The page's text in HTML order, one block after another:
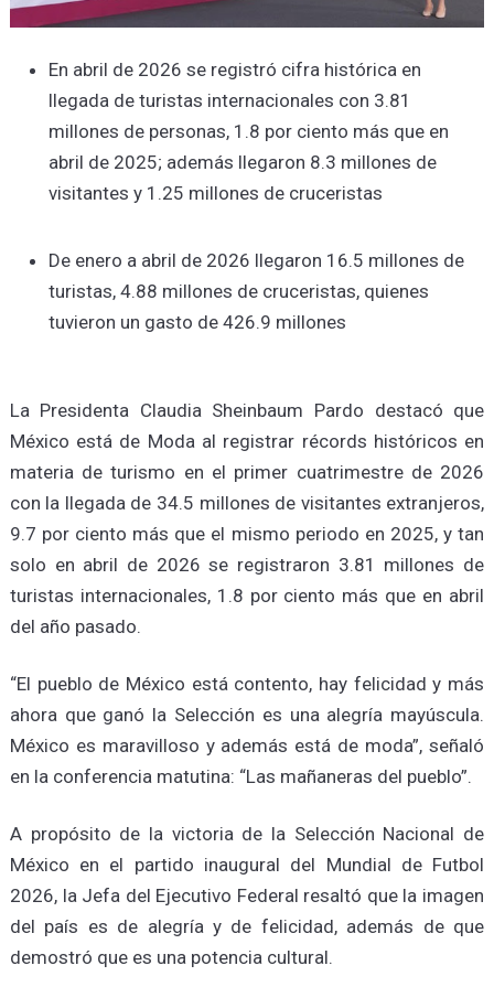
En abril de 2026 se registró cifra histórica en
llegada de turistas internacionales con 3.81
millones de personas, 1.8 por ciento más que en
abril de 2025; además llegaron 8.3 millones de
visitantes y 1.25 millones de cruceristas
De enero a abril de 2026 llegaron 16.5 millones de
turistas, 4.88 millones de cruceristas, quienes
tuvieron un gasto de 426.9 millones
La Presidenta Claudia Sheinbaum Pardo destacó que
México está de Moda al registrar récords históricos en
materia de turismo en el primer cuatrimestre de 2026
con la llegada de 34.5 millones de visitantes extranjeros,
9.7 por ciento más que el mismo periodo en 2025, y tan
solo en abril de 2026 se registraron 3.81 millones de
turistas internacionales, 1.8 por ciento más que en abril
del año pasado.
“El pueblo de México está contento, hay felicidad y más
ahora que ganó la Selección es una alegría mayúscula.
México es maravilloso y además está de moda”, señaló
en la conferencia matutina: “Las mañaneras del pueblo”.
A propósito de la victoria de la Selección Nacional de
México en el partido inaugural del Mundial de Futbol
2026, la Jefa del Ejecutivo Federal resaltó que la imagen
del país es de alegría y de felicidad, además de que
demostró que es una potencia cultural.